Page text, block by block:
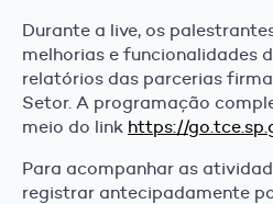
Durante a live, os
melhorias e funcionalidades
relatórios das parcerias
Setor. A programação
meio do link https://
Para acompanhar as
registrar antecipadamente